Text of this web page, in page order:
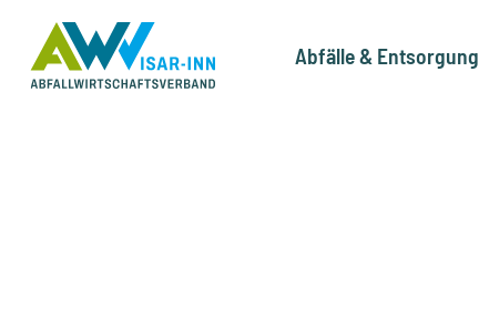
Inhalt
springen
Abfälle & Entsorgung